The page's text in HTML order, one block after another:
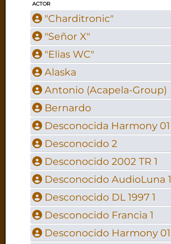
ACTOR
"Charditronic"
"Señor X"
"Elias WC"
Alaska
Antonio (Acapela-Group)
Bernardo
Desconocida Harmony 01
Desconocido 2
Desconocido 2002 TR 1
Desconocido AudioLuna 1
Desconocido DL 1997 1
Desconocido Francia 1
Desconocido Harmony 01